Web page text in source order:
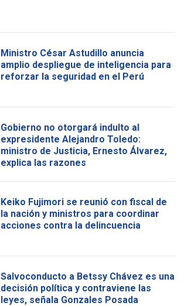
Ministro César Astudillo anuncia
amplio despliegue de inteligencia para
reforzar la seguridad en el Perú
Gobierno no otorgará indulto al
expresidente Alejandro Toledo:
ministro de Justicia, Ernesto Álvarez,
explica las razones
Keiko Fujimori se reunió con fiscal de
la nación y ministros para coordinar
acciones contra la delincuencia
Salvoconducto a Betssy Chávez es una
decisión política y contraviene las
leyes, señala Gonzales Posada